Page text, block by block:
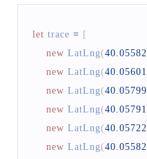
let trace = [
new LatLng(
new LatLng(
new LatLng(
new LatLng(
new LatLng(
new LatLng(